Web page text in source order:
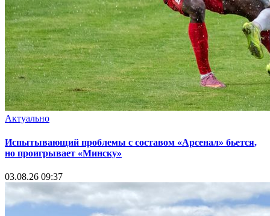
Актуально
Испытывающий проблемы с составом «Арсенал» бьется,
но проигрывает «Минску»
03.08.26 09:37